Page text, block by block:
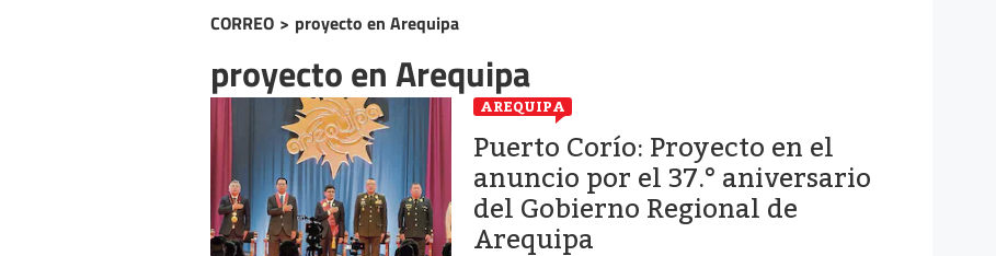
CORREO > proyecto en Arequipa
proyecto en Arequipa
AREQUIPA
Puerto Corío: Proyecto en el
anuncio por el 37.° aniversario
del Gobierno Regional de
Arequipa